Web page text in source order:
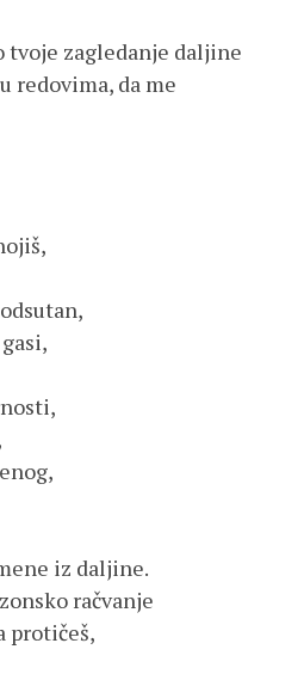
tvoje zagledanje daljine
redovima, da me
iz daljine.
račvanje
protičeš,